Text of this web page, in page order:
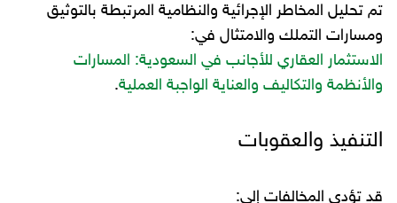
تم تحليل المخاطر الإجرائية والنظامية المرتبطة بالتوثيق
ومسارات التملك والامتثال في:
الاستثمار العقاري للأجانب في السعودية: المسارات
والأنظمة والتكاليف والعناية الواجبة العملية.
التنفيذ والعقوبات
قد تؤدي المخالفات إلى: